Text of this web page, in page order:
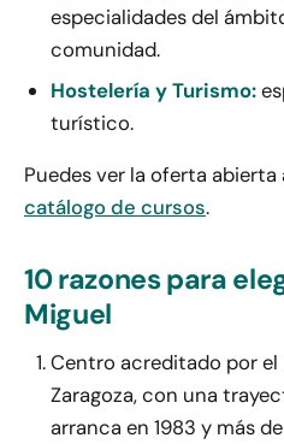
especialidades del
comunidad.
Hostelería y Turismo:
turístico.
Puedes ver la oferta
catálogo de cursos.
10 razones para
Miguel
Centro acreditado por el
Zaragoza, con una
arranca en 1983 y más